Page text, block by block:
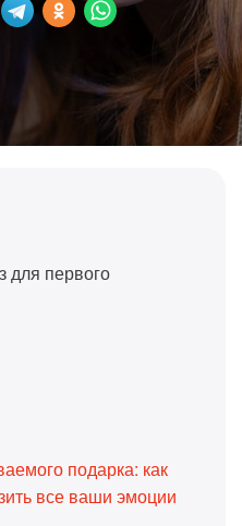
для первого
подарка: как
все ваши эмоции